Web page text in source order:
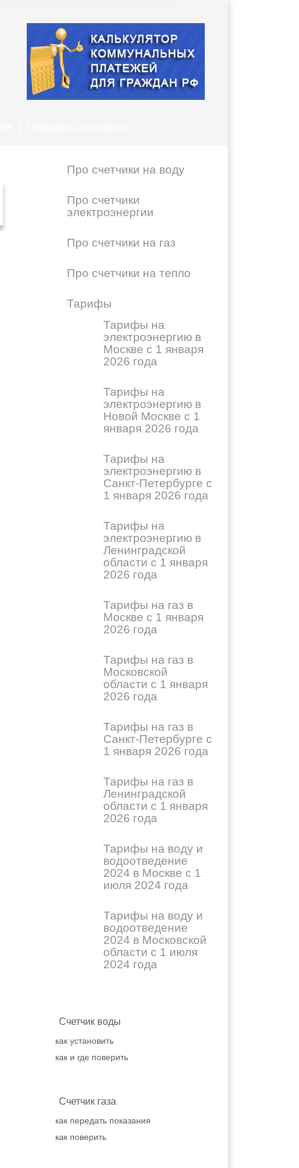
Про счетчики на воду
Про счетчики
электроэнергии
Про счетчики на газ
Про счетчики на тепло
Тарифы
Тарифы на
электроэнергию в
Москве с 1 января
2026 года
Тарифы на
электроэнергию в
Новой Москве с 1
января 2026 года
Тарифы на
электроэнергию в
Санкт-Петербурге с
1 января 2026 года
Тарифы на
электроэнергию в
Ленинградской
области с 1 января
2026 года
Тарифы на газ в
Москве с 1 января
2026 года
Тарифы на газ в
Московской
области с 1 января
2026 года
Тарифы на газ в
Санкт-Петербурге с
1 января 2026 года
Тарифы на газ в
Ленинградской
области с 1 января
2026 года
Тарифы на воду и
водоотведение
2024 в Москве с 1
июля 2024 года
Тарифы на воду и
водоотведение
2024 в Московской
области с 1 июля
2024 года
Счетчик воды
как установить
как и где поверить
Счетчик газа
как передать показания
как поверить